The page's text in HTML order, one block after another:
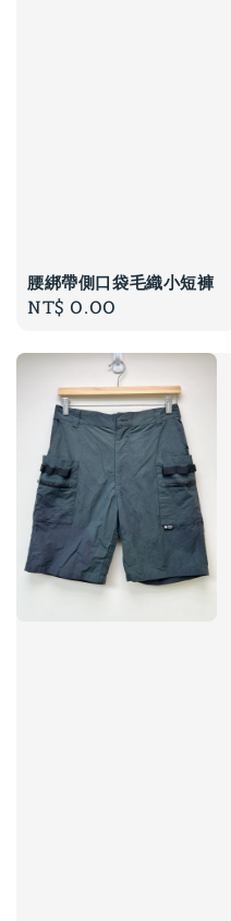
腰綁帶側口袋毛織小短褲
Regular
NT$ 0.00